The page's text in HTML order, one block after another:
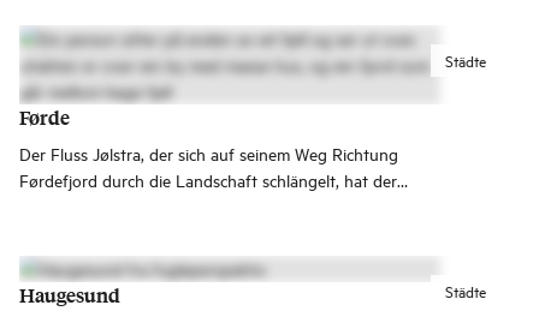
Städte
Førde
Der Fluss Jølstra, der sich auf seinem Weg Richtung
Førdefjord durch die Landschaft schlängelt, hat der
Angebot an Cafés und Restaurants.
Städte
Haugesund